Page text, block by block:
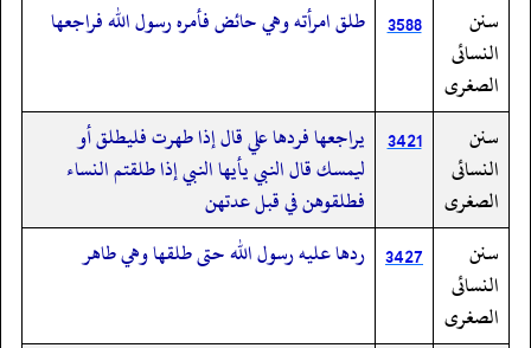
سنن
النسائى
الصغرى
3588 طلق امرأته وهي حائض فأمره رسول الله فراجعها
سنن
النسائى
الصغرى
3421
يراجعها فردها علي قال إذا طهرت فليطلق أو
ليمسك قال النبي يأيها النبي إذا طلقتم النساء
فطلقوهن في قبل عدتهن
سنن
النسائى
الصغرى
3427 ردها عليه رسول الله حتى طلقها وهي طاهر